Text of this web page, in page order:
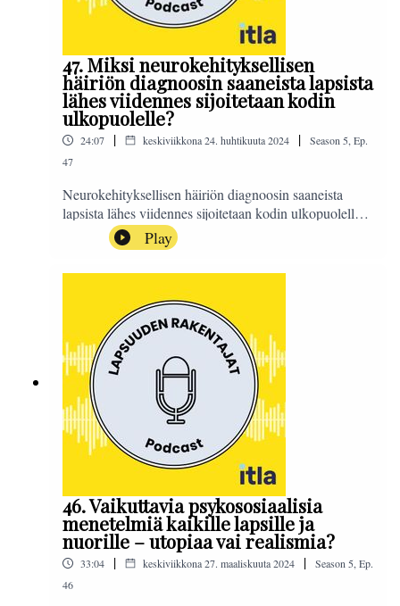
47. Miksi neurokehityksellisen
häiriön diagnoosin saaneista lapsista
lähes viidennes sijoitetaan kodin
ulkopuolelle?
24:07 | keskiviikkona 24. huhtikuuta 2024 | Season 5 Ep.
47
Neurokehityksellisen häiriön diagnoosin saaneista
lapsista lähes viidennes sijoitetaan kodin ulkopuolelle.
Miksi näin on ja mitä asialle pitäisi tehdä? Entä mitä
Pohjois-Karjalassa ja muilla hyvinvointialueilla tehdään
lasten ja perheiden palveluiden kokonaisvaltaiseksi
väitöskirjatutkija, ylilääkäri Sanni Penttilä, Pohjois-
Karjalan hyvinvointialue Siun Sotesta
ja työelämäprofessori Mika Nieminen Oulun
yliopistosta. Toimittajana Sanna
Ra.#LapsuudenRakentajat
Play
46. Vaikuttavia psykososiaalisia
menetelmiä kaikille lapsille ja
nuorille – utopiaa vai realismia?
33:04 | keskiviikkona 27. maaliskuuta 2024 | Season 5 Ep.
46